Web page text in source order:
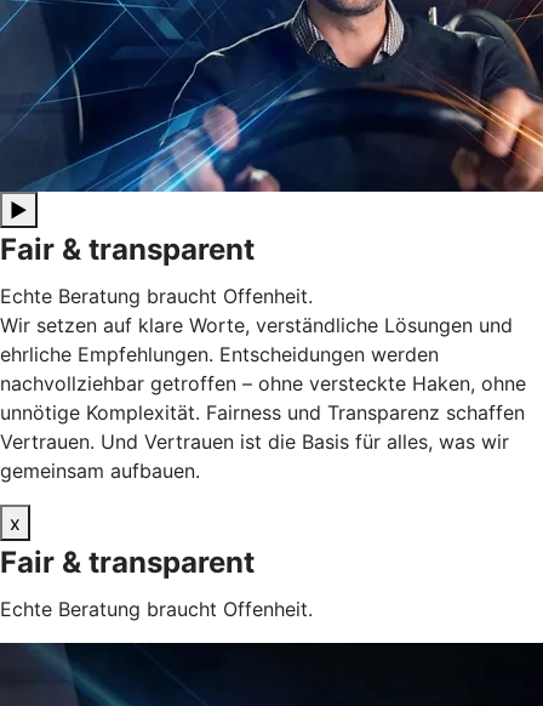
▶
Fair & transparent
Echte Beratung braucht Offenheit.
Wir setzen auf klare Worte, verständliche Lösungen und
ehrliche Empfehlungen. Entscheidungen werden
nachvollziehbar getroffen – ohne versteckte Haken, ohne
unnötige Komplexität. Fairness und Transparenz schaffen
Vertrauen. Und Vertrauen ist die Basis für alles, was wir
gemeinsam aufbauen.
x
Fair & transparent
Echte Beratung braucht Offenheit.